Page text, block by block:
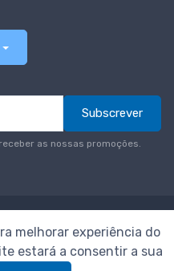
Subscrever
as nossas promoções.
Neomáquina
melhorar experiência do
estará a consentir a sua